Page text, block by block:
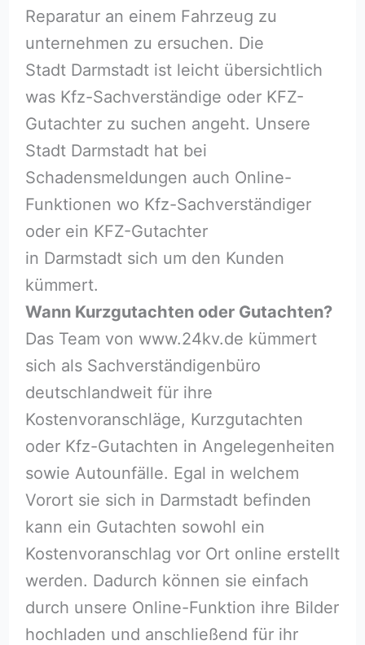
Reparatur an einem Fahrzeug zu
unternehmen zu ersuchen. Die
Stadt Darmstadt ist leicht übersichtlich
was Kfz-Sachverständige oder KFZ-
Gutachter zu suchen angeht. Unsere
Stadt Darmstadt hat bei
Schadensmeldungen auch Online-
Funktionen wo Kfz-Sachverständiger
oder ein KFZ-Gutachter
in Darmstadt sich um den Kunden
kümmert.
Wann Kurzgutachten oder Gutachten?
Das Team von www.24kv.de kümmert
sich als Sachverständigenbüro
deutschlandweit für ihre
Kostenvoranschläge, Kurzgutachten
oder Kfz-Gutachten in Angelegenheiten
sowie Autounfälle. Egal in welchem
Vorort sie sich in Darmstadt befinden
kann ein Gutachten sowohl ein
Kostenvoranschlag vor Ort online erstellt
werden. Dadurch können sie einfach
durch unsere Online-Funktion ihre Bilder
hochladen und anschließend für ihr